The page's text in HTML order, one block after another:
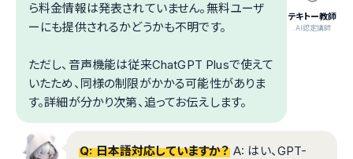
テキトー教師
.AI認定講師
ら料金情報は発表されていません。無料ユーザ
ーにも提供されるかどうかも不明です。
ただし、音声機能は従来ChatGPT Plusで使えて
いたため、同様の制限がかかる可能性がありま
す。詳細が分かり次第、追ってお伝えします。
Q: 日本語対応していますか？A: はい、GPT-